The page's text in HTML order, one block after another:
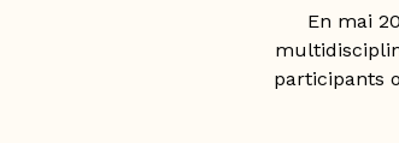
En mai
participants